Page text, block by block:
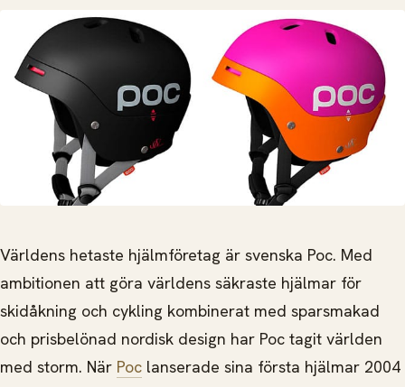
Världens hetaste hjälmföretag är svenska Poc. Med
ambitionen att göra världens säkraste hjälmar för
skidåkning och cykling kombinerat med sparsmakad
och prisbelönad nordisk design har Poc tagit världen
med storm. När Poc lanserade sina första hjälmar 2004